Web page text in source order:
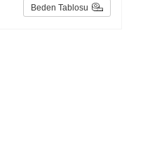
Beden Tablosu